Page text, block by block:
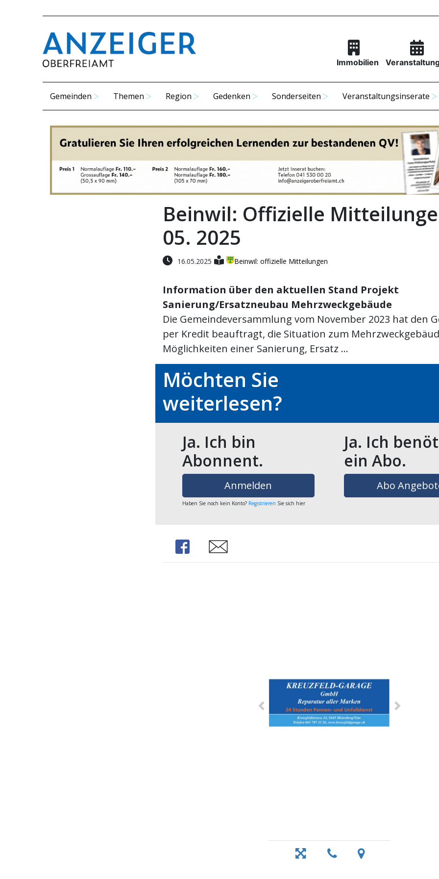
Immobilien
Gemeinden Themen Region Gedenken Sonderseiten Veranstaltungsinserate
Beinwil: Offizielle
05. 2025
16.05.2025 Beinwil: offizielle Mitteilungen
Information über den aktuellen Stand Projekt
Sanierung/Ersatzneubau Mehrzweckgebäude
Die Gemeindeversammlung vom November 2023 hat den
per Kredit beauftragt, die Situation zum
Möglichkeiten einer Sanierung, Ersatz ...
Möchten Sie
weiterlesen?
Ja. Ich bin
Abonnent.
Anmelden
Haben Sie noch kein Konto?Registrieren Sie sich hier
Ja. Ich
ein Abo.
Abo
Share Share